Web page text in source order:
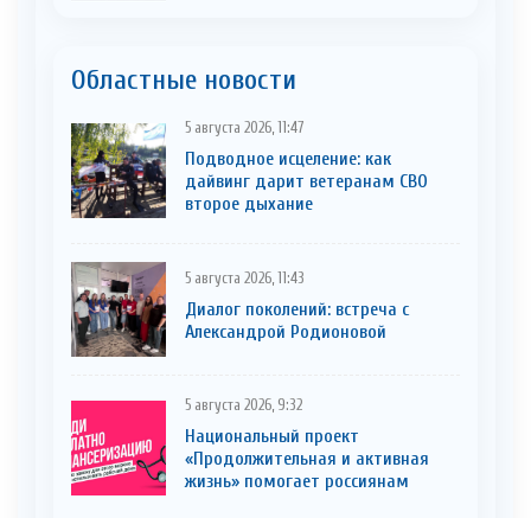
Областные новости
5 августа 2026, 11:47
Подводное исцеление: как
дайвинг дарит ветеранам СВО
второе дыхание
5 августа 2026, 11:43
Диалог поколений: встреча с
Александрой Родионовой
5 августа 2026, 9:32
Национальный проект
«Продолжительная и активная
жизнь» помогает россиянам